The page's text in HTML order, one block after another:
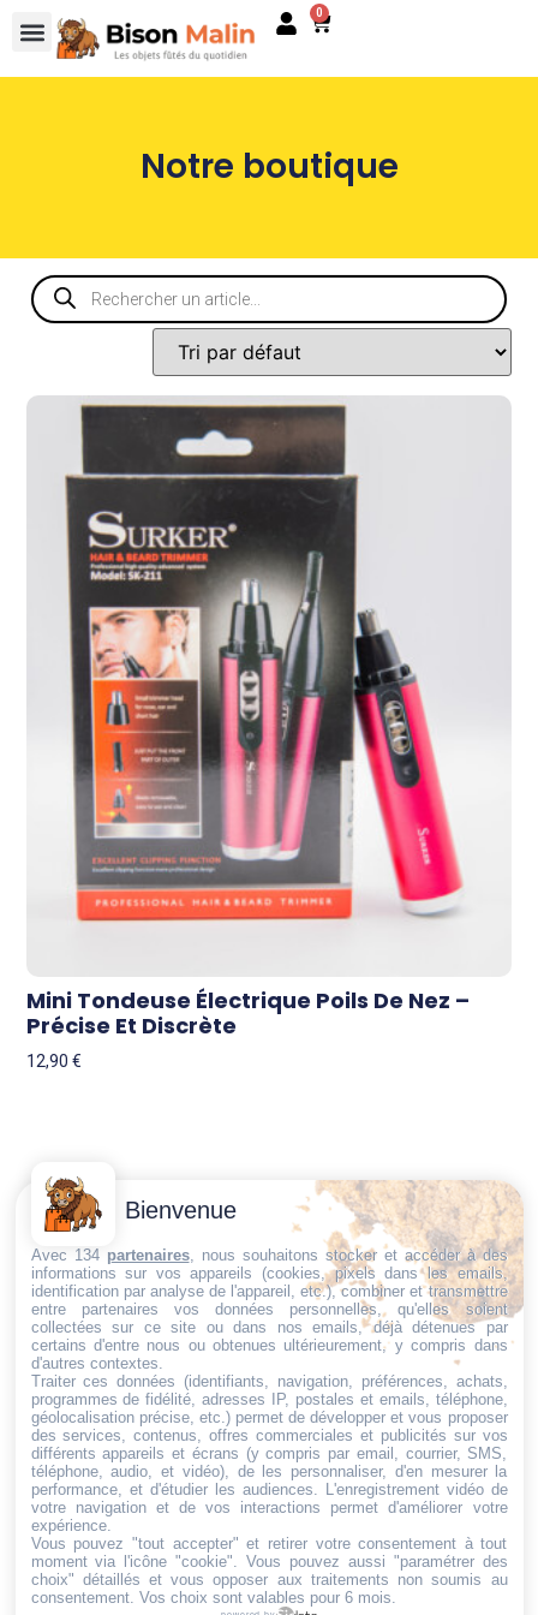
0
Notre boutique
Mini Tondeuse Électrique Poils De Nez –
Précise Et Discrète
12,90€
Trouvez ce qu'il vous faut,
au bon endroit
Conditions
générales
de vente
Politique de
cookies
Politique de
confidentialité
Mentions
légales
Conditions de
retour et de
remboursement
Droit de
rétractation
Contactez-
Nous
Email:
dt@sasbms.fr
Bienvenue
Avec 134 partenaires, nous souhaitons stocker et accéder à des
informations sur vos appareils (cookies, pixels dans les emails,
identification par analyse de l'appareil, etc.), combiner et transmettre
entre partenaires vos données personnelles, qu'elles soient
collectées sur ce site ou dans nos emails, déjà détenues par
certains d'entre nous ou obtenues ultérieurement, y compris dans
d'autres contextes.
Traiter ces données (identifiants, navigation, préférences, achats,
programmes de fidélité, adresses IP, postales et emails, téléphone,
géolocalisation précise, etc.) permet de développer et vous proposer
des services, contenus, offres commerciales et publicités sur vos
différents appareils et écrans (y compris par email, courrier, SMS,
téléphone, audio, et vidéo), de les personnaliser, d'en mesurer la
performance, et d'étudier les audiences. L'enregistrement vidéo de
votre navigation et de vos interactions permet d'améliorer votre
expérience.
Vous pouvez "tout accepter" et retirer votre consentement à tout
moment via l'icône "cookie" . Vous pouvez aussi "paramétrer des
choix" détaillés et vous opposer aux traitements non soumis au
consentement. Vos choix sont valables pour 6 mois.